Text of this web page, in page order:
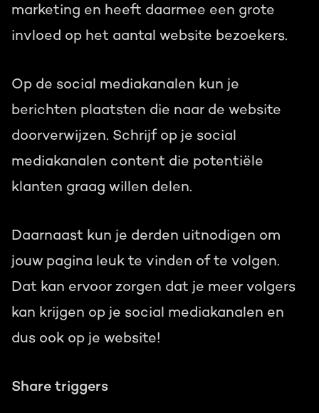
marketing en heeft daarmee een grote
invloed op het aantal website bezoekers.
Op de social mediakanalen kun je
berichten plaatsten die naar de website
doorverwijzen. Schrijf op je social
mediakanalen content die potentiële
klanten graag willen delen.
Daarnaast kun je derden uitnodigen om
jouw pagina leuk te vinden of te volgen.
Dat kan ervoor zorgen dat je meer volgers
kan krijgen op je social mediakanalen en
dus ook op je website!
Share triggers